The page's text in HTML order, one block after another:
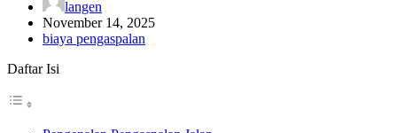
langen
November 14, 2025
biaya pengaspalan
Daftar Isi